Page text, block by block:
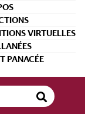
VIRTUELLES
PANACÉE